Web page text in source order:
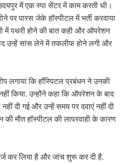
में एक स्पा सेंटर में काम करती थी।
पर पारस जेके हॉस्पीटल में भर्ती करवाया
में पथरी होने की बात कही और ऑपरेशन
उन्हें सांस लेने में तकलीफ होने लगी और
लगाया कि हॉस्पिटल प्रबंधन ने उनकी
किया. उन्होंने कहा कि ऑपरेशन के बाद
दी गई और उन्हें समय पर दवाएं नहीं दी
की मौत हॉस्पीटल की लापरवाही के कारण
कर लिया है और जांच शुरू कर दी है.